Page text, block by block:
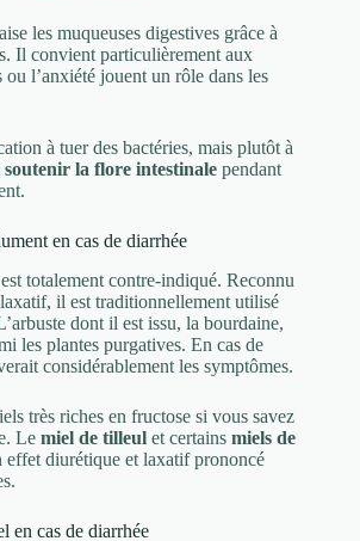
les muqueuses digestives grâce à
Il convient particulièrement aux
ou l’anxiété jouent un rôle dans les
à tuer des bactéries, mais plutôt à
la flore intestinale pendant
en cas de diarrhée
est totalement contre-indiqué. Reconnu
il est traditionnellement utilisé
dont il est issu, la bourdaine,
les plantes purgatives. En cas de
considérablement les symptômes.
très riches en fructose si vous savez
Le miel de tilleul et certains miels de
effet diurétique et laxatif prononcé
en cas de diarrhée